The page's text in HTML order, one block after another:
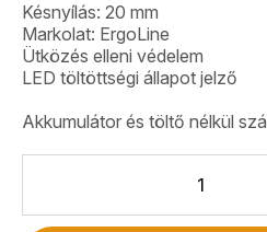
Késnyílás: 20 mm
Markolat: ErgoLine
Ütközés elleni védelem
LED töltöttségi állapot jelző
Akkumulátor és töltő nélkül